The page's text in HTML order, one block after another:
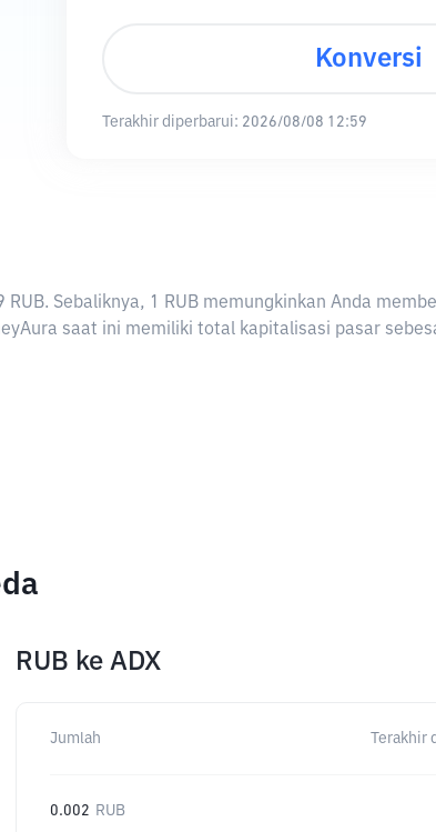
Konversi
Terakhir diperbarui: 2026/08/08 12:59
Sebaliknya, 1 RUB memungkinkan Anda
saat ini memiliki total kapitalisasi pasar
RUB ke ADX
Jumlah Terakhir
0.002 RUB